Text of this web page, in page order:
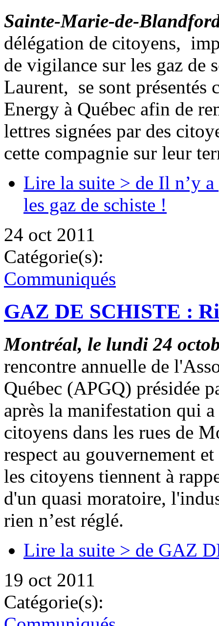
Sainte-Marie-de-
délégation de citoyens,
de vigilance sur les gaz de
Laurent, se sont présentés
Energy à Québec afin de
lettres signées par des
cette compagnie sur leur
Lire la suite > de Il n’y
les gaz de schiste !
24 oct 2011
Catégorie(s):
Communiqués
GAZ DE SCHISTE :
Montréal, le lundi 24
rencontre annuelle de
Québec (APGQ) présidée
après la manifestation qui
citoyens dans les rues de
respect au gouvernement
les citoyens tiennent à
d'un quasi moratoire,
rien n’est réglé.
Lire la suite > de GAZ
19 oct 2011
Catégorie(s):